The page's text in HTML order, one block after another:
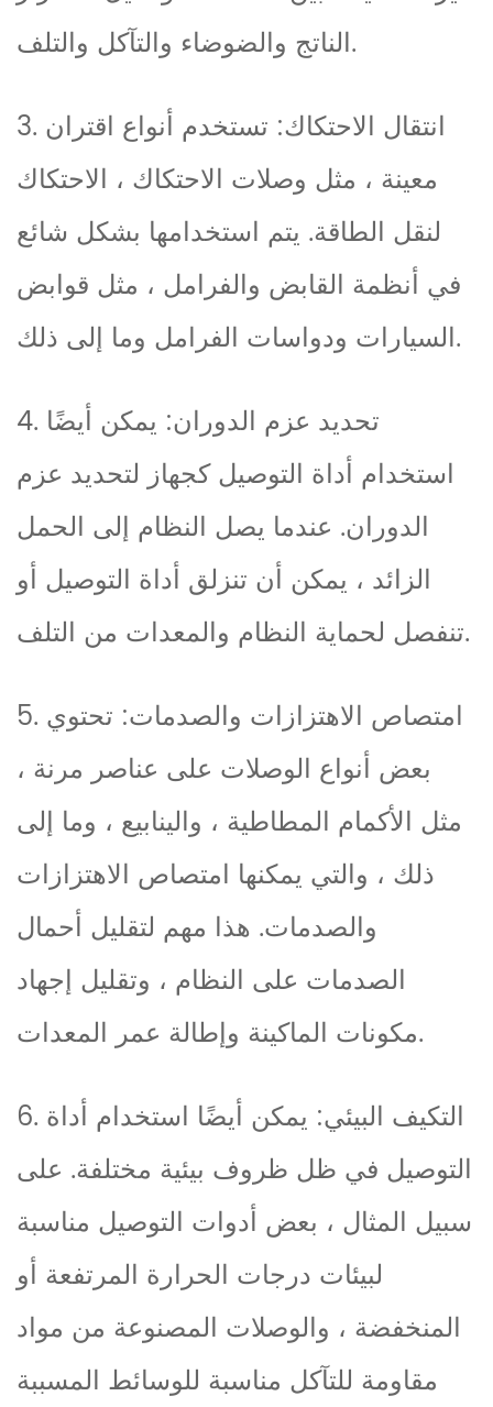
الناتج والضوضاء والتآكل والتلف.
3. انتقال الاحتكاك: تستخدم أنواع اقتران
معينة ، مثل وصلات الاحتكاك ، الاحتكاك
لنقل الطاقة. يتم استخدامها بشكل شائع
في أنظمة القابض والفرامل ، مثل قوابض
السيارات ودواسات الفرامل وما إلى ذلك.
4. تحديد عزم الدوران: يمكن أيضًا
استخدام أداة التوصيل كجهاز لتحديد عزم
الدوران. عندما يصل النظام إلى الحمل
الزائد ، يمكن أن تنزلق أداة التوصيل أو
تنفصل لحماية النظام والمعدات من التلف.
5. امتصاص الاهتزازات والصدمات: تحتوي
بعض أنواع الوصلات على عناصر مرنة ،
مثل الأكمام المطاطية ، والينابيع ، وما إلى
ذلك ، والتي يمكنها امتصاص الاهتزازات
والصدمات. هذا مهم لتقليل أحمال
الصدمات على النظام ، وتقليل إجهاد
مكونات الماكينة وإطالة عمر المعدات.
6. التكيف البيئي: يمكن أيضًا استخدام أداة
التوصيل في ظل ظروف بيئية مختلفة. على
سبيل المثال ، بعض أدوات التوصيل مناسبة
لبيئات درجات الحرارة المرتفعة أو
المنخفضة ، والوصلات المصنوعة من مواد
مقاومة للتآكل مناسبة للوسائط المسببة